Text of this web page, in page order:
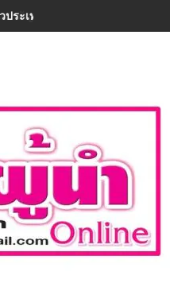
ะเทศ ขับเคลื่อนทักษะชีวิต สร้าง